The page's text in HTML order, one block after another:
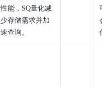
性能，SQ量化减
少存储需求并加
速查询。
可
会
低